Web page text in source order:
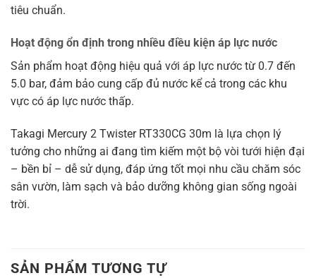
tiêu chuẩn.
Hoạt động ổn định trong nhiều điều kiện áp lực nước
Sản phẩm hoạt động hiệu quả với áp lực nước từ 0.7 đến
5.0 bar, đảm bảo cung cấp đủ nước kể cả trong các khu
vực có áp lực nước thấp.
Takagi Mercury 2 Twister RT330CG 30m là lựa chọn lý
tưởng cho những ai đang tìm kiếm một bộ vòi tưới hiện đại
– bền bỉ – dễ sử dụng, đáp ứng tốt mọi nhu cầu chăm sóc
sân vườn, làm sạch và bảo dưỡng không gian sống ngoài
trời.
SẢN PHẨM TƯƠNG TỰ